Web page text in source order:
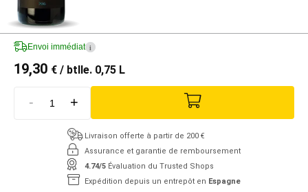
Envoi immédiat i
19,30 € / btlle. 0,75 L
- +
Livraison offerte à partir de 200 €
Assurance et garantie de remboursement
4.74/5 Évaluation du Trusted Shops
Expédition depuis un entrepôt en Espagne